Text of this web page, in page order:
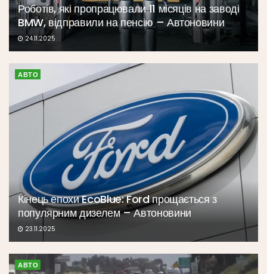
Роботів, які пропрацювали 11 місяців на заводі
BMW, відправили на пенсію – Автоновини
24.11.2025
АВТО
Кінець епохи EcoBlue: Ford прощається з
популярним дизелем – Автоновини
23.11.2025
АВТО